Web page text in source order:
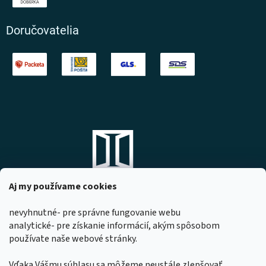
Aj my používame cookies
nevyhnutné- pre správne fungovanie webu
analytické- pre získanie informácií, akým spôsobom
používate naše webové stránky.
Doručovatelia
DOMOVO s.r.o.
Komárňanská 167
947 01 Hurbanovo